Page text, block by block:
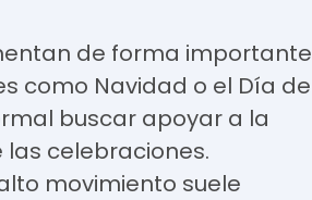
de forma importante
como Navidad o el Día de
buscar apoyar a la
celebraciones.
movimiento suele